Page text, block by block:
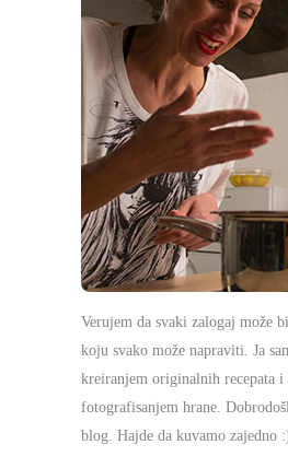
Verujem da svaki zalogaj može
koju svako može napraviti. Ja
kreiranjem originalnih recepata i
fotografisanjem hrane.
blog. Hajde da kuvamo zajedno